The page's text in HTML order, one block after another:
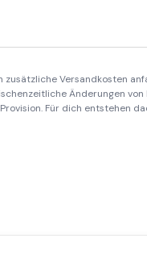
Versandkosten
Änderungen von
Für dich entstehen